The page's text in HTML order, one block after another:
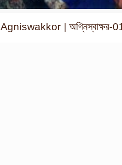
Agniswakkor | অগ্নিস্বাক্ষর-